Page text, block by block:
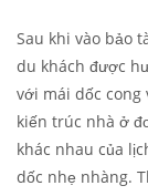
Sau khi vào bảo
du khách được
với mái dốc
kiến ​​trúc nhà ở
khác nhau của
dốc nhẹ nhàng.